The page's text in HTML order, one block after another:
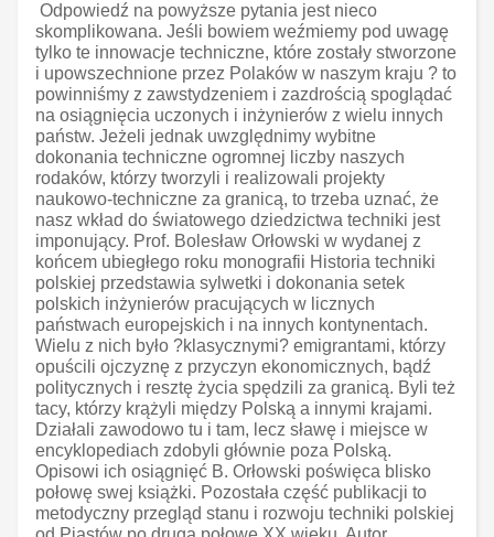
Odpowiedź na powyższe pytania jest nieco
skomplikowana. Jeśli bowiem weźmiemy pod uwagę
tylko te innowacje techniczne, które zostały stworzone
i upowszechnione przez Polaków w naszym kraju ? to
powinniśmy z zawstydzeniem i zazdrością spoglądać
na osiągnięcia uczonych i inżynierów z wielu innych
państw. Jeżeli jednak uwzględnimy wybitne
dokonania techniczne ogromnej liczby naszych
rodaków, którzy tworzyli i realizowali projekty
naukowo-techniczne za granicą, to trzeba uznać, że
nasz wkład do światowego dziedzictwa techniki jest
imponujący. Prof. Bolesław Orłowski w wydanej z
końcem ubiegłego roku monografii Historia techniki
polskiej przedstawia sylwetki i dokonania setek
polskich inżynierów pracujących w licznych
państwach europejskich i na innych kontynentach.
Wielu z nich było ?klasycznymi? emigrantami, którzy
opuścili ojczyznę z przyczyn ekonomicznych, bądź
politycznych i resztę życia spędzili za granicą. Byli też
tacy, którzy krążyli między Polską a innymi krajami.
Działali zawodowo tu i tam, lecz sławę i miejsce w
encyklopediach zdobyli głównie poza Polską.
Opisowi ich osiągnięć B. Orłowski poświęca blisko
połowę swej książki. Pozostała część publikacji to
metodyczny przegląd stanu i rozwoju techniki polskiej